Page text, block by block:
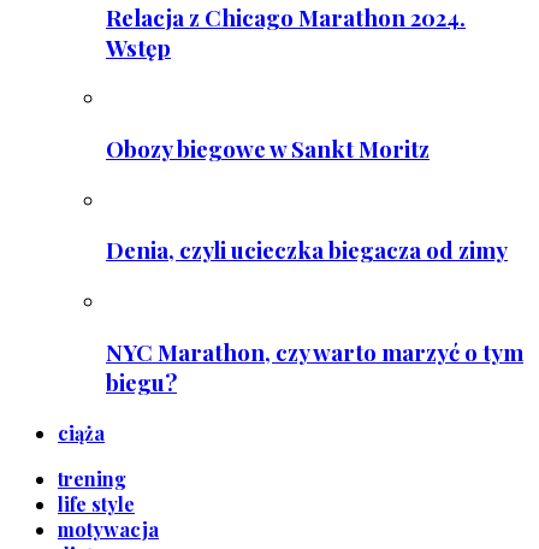
Relacja z Chicago Marathon 2024.
Wstęp
Obozy biegowe w Sankt Moritz
Denia, czyli ucieczka biegacza od zimy
NYC Marathon, czy warto marzyć o tym
biegu?
ciąża
trening
life style
motywacja